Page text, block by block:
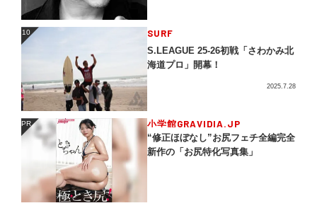
10 SURF
S.LEAGUE 25-26初戦「さわかみ北
海道プロ」開幕！
2025.7.28
PR 小学館GRAVIDIA.JP
“修正ほぼなし”お尻フェチ全編完全
新作の「お尻特化写真集」